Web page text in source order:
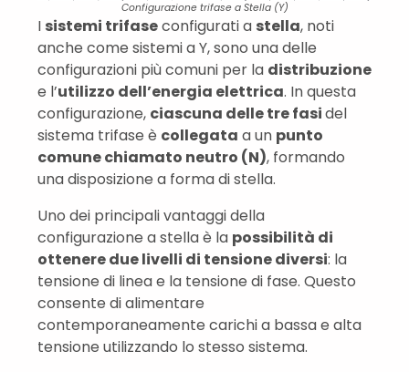
Configurazione trifase a Stella (Y)
I sistemi trifaseconfigurati a stella, noti
anche come sistemi a Y, sono una delle
configurazioni più comuni per la distribuzione
e l’utilizzo dell’energia elettrica. In questa
configurazione, ciascuna delle tre fasidel
sistema trifase è collegata a un punto
comune chiamato neutro (N), formando
una disposizione a forma di stella.
Uno dei principali vantaggi della
configurazione a stella è la possibilità di
ottenere due livelli di tensione diversi: la
tensione di linea e la tensione di fase. Questo
consente di alimentare
contemporaneamente carichi a bassa e alta
tensione utilizzando lo stesso sistema.